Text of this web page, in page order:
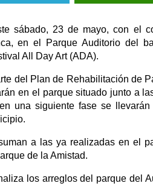
sábado, 23 de mayo, con el
en el Parque Auditorio del
All Day Art (ADA).
del Plan de Rehabilitación de
en el parque situado junto a
una siguiente fase se
a las ya realizadas en el
de la Amistad.
los arreglos del parque del